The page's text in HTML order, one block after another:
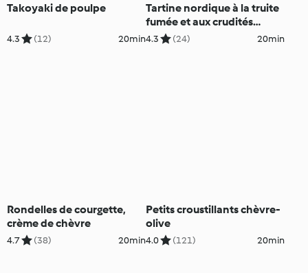
Takoyaki de poulpe
4.3 (12) 20min
Tartine nordique à la truite
fumée et aux crudités
(Smørrebrød)
4.3 (24) 20min
Rondelles de courgette,
crème de chèvre
4.7 (38) 20min
Petits croustillants chèvre-
olive
4.0 (121) 20min